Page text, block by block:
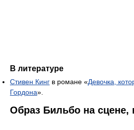
В литературе
Стивен Кинг в романе «Девочка,
Гордона».
Образ Бильбо на сцене,